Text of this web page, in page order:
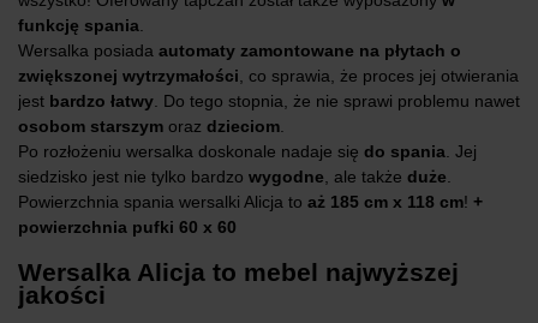
funkcję spania
Wersalka posiada automaty zamontowane na płytach o
zwiększonej wytrzymałości , co sprawia, że proces jej otwierania
jest bardzo łatwy . Do tego stopnia, że nie sprawi problemu nawet
osobom starszym oraz dzieciom
Po rozłożeniu wersalka doskonale nadaje się do spania . Jej
siedzisko jest nie tylko bardzo wygodne , ale także duże
Powierzchnia spania wersalki Alicja to aż 185 cm x 118 cm! +
powierzchnia pufki 60 x 60
Wersalka Alicja to mebel najwyższej
jakości